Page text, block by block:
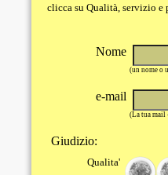
clicca su Qualità, servizio e
Nome
(un nome o
e-mail
(La tua mail
Giudizio:
Qualita'